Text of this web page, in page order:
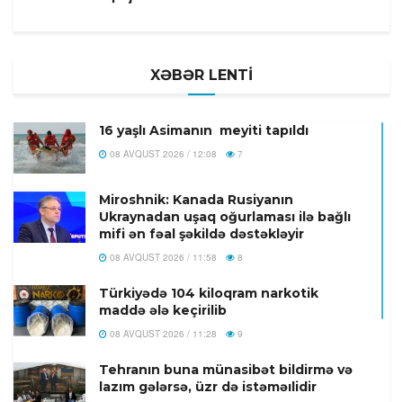
XƏBƏR LENTİ
16 yaşlı Asimanın meyiti tapıldı
08 AVQUST 2026 / 12:08 7
Miroshnik: Kanada Rusiyanın
Ukraynadan uşaq oğurlaması ilə bağlı
mifi ən fəal şəkildə dəstəkləyir
08 AVQUST 2026 / 11:58 8
Türkiyədə 104 kiloqram narkotik
maddə ələ keçirilib
08 AVQUST 2026 / 11:28 9
Tehranın buna münasibət bildirmə və
lazım gələrsə, üzr də istəməılidir